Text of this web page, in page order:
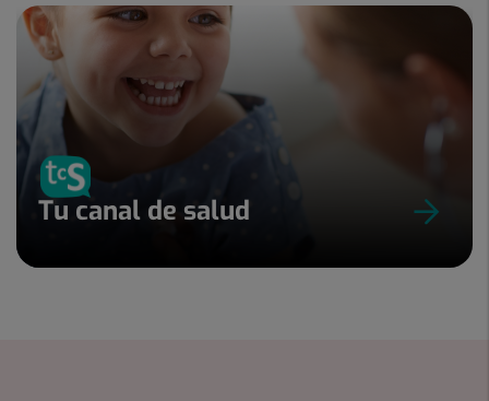
Tu canal de salud